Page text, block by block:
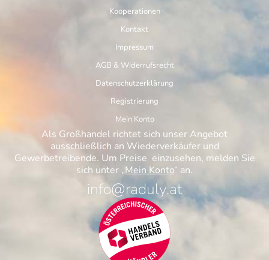
Kooperationen
Kontakt
Impressum
AGB & Widerrufsrecht
Datenschutzerklärung
Registrierung
Mein Konto
Als Großhandel richtet sich unser Angebot
ausschließlich an Wiederverkäufer und
Gewerbetreibende. Um Preise einzusehen, melden Sie
sich unter „Mein Konto“ an.
info@raduly.at